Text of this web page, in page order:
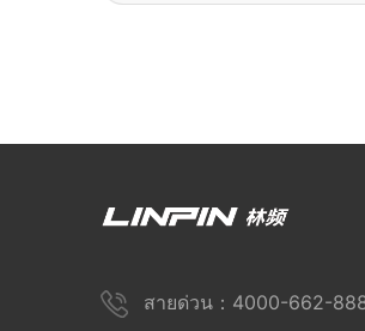
สายด่วน：4000-662-